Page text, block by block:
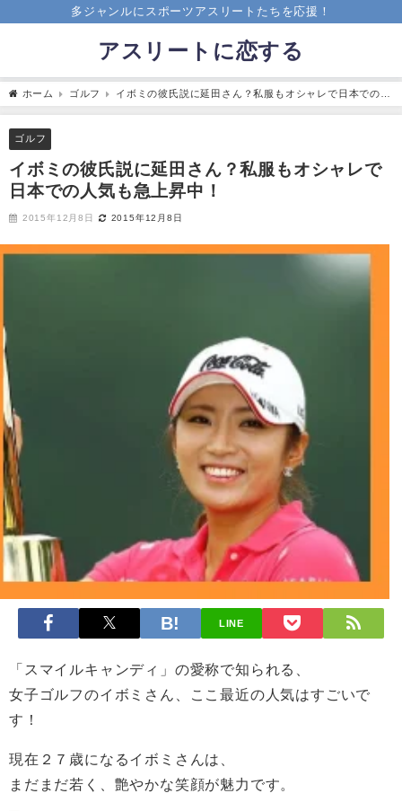
多ジャンルにスポーツアスリートたちを応援！
アスリートに恋する
ホーム ゴルフ
イボミの彼氏説に延田さん？私服もオシャレで日本での人
気も急上昇中！
ゴルフ
イボミの彼氏説に延田さん？私服もオシャレで
日本での人気も急上昇中！
2015年12月8日 2015年12月8日
LINE
「スマイルキャンディ」の愛称で知られる、
女子ゴルフのイボミさん、ここ最近の人気はすごいで
す！
現在２７歳になるイボミさんは、
まだまだ若く、艶やかな笑顔が魅力です。